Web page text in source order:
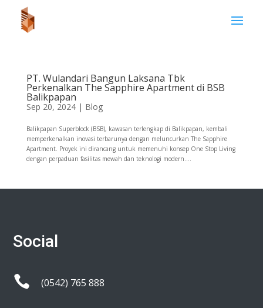
PT. Wulandari Bangun Laksana Tbk
Perkenalkan The Sapphire Apartment di BSB
Balikpapan
Sep 20, 2024| Blog
Balikpapan Superblock (BSB), kawasan terlengkap di Balikpapan, kembali
memperkenalkan inovasi terbarunya dengan meluncurkan The Sapphire
Apartment. Proyek ini dirancang untuk memenuhi konsep One Stop Living
dengan perpaduan fasilitas mewah dan teknologi modern....
Social
 (0542) 765 888